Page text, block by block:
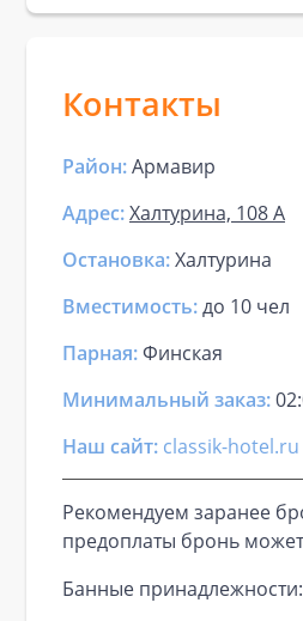
Контакты
Район:Армавир
Адрес:Халтурина, 108 А
Остановка:Халтурина
Вместимость:до 10 чел
Парная:Финская
Минимальный заказ:
Наш сайт: classik-hotel.ru
Рекомендуем заранее
предоплаты бронь
Банные